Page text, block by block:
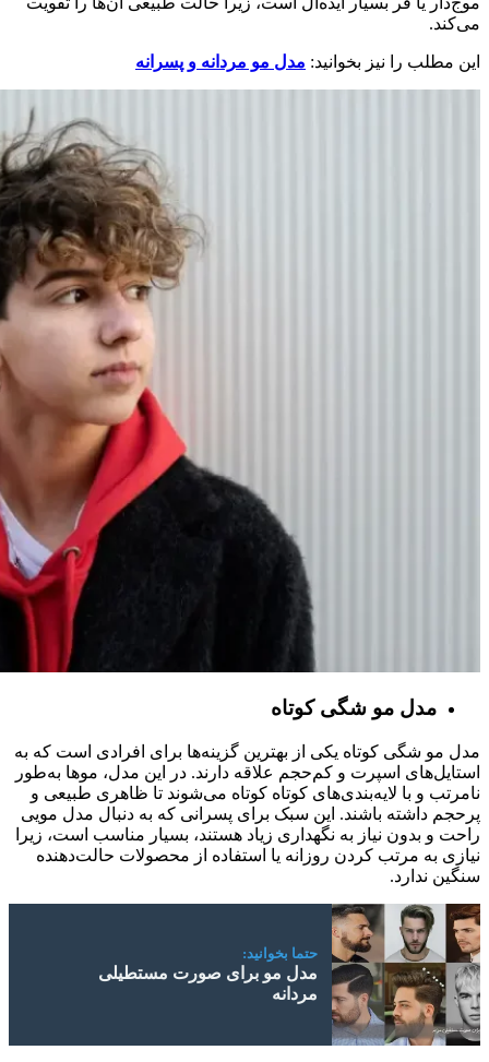
می‌کند.
این مطلب را نیز بخوانید: مدل مو مردانه و پسرانه
مدل مو شگی کوتاه
مدل مو شگی کوتاه یکی از بهترین گزینه‌ها برای افرادی است که به
استایل‌های اسپرت و کم‌حجم علاقه دارند. در این مدل، موها به‌طور
نامرتب و با لایه‌بندی‌های کوتاه کوتاه می‌شوند تا ظاهری طبیعی و
پرحجم داشته باشند. این سبک برای پسرانی که به دنبال مدل مویی
راحت و بدون نیاز به نگهداری زیاد هستند، بسیار مناسب است، زیرا
نیازی به مرتب کردن روزانه یا استفاده از محصولات حالت‌دهنده
سنگین ندارد.
حتما بخوانید:
مدل مو برای صورت مستطیلی
مردانه